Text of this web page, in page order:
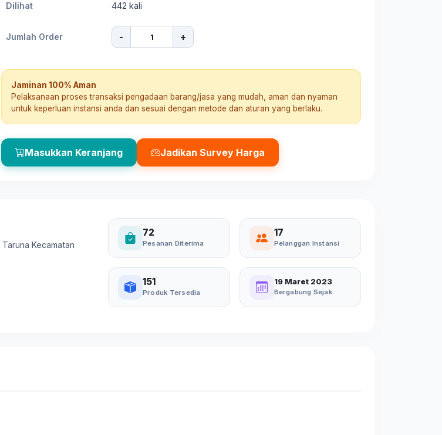
Dilihat 442 kali
Jumlah Order - +
Jaminan 100% Aman
Pelaksanaan proses transaksi pengadaan barang/jasa yang mudah, aman dan nyaman
untuk keperluan instansi anda dan sesuai dengan metode dan aturan yang berlaku.
Masukkan Keranjang Jadikan Survey Harga
Kecamatan
72
Pesanan Diterima
17
Pelanggan Instansi
151
Produk Tersedia
19 Maret 2023
Bergabung Sejak